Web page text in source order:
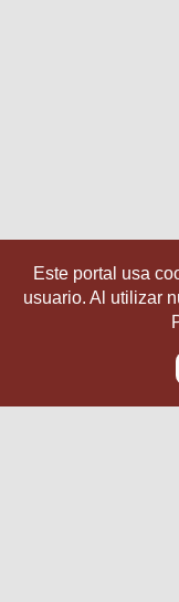
Este portal usa
usuario. Al utilizar